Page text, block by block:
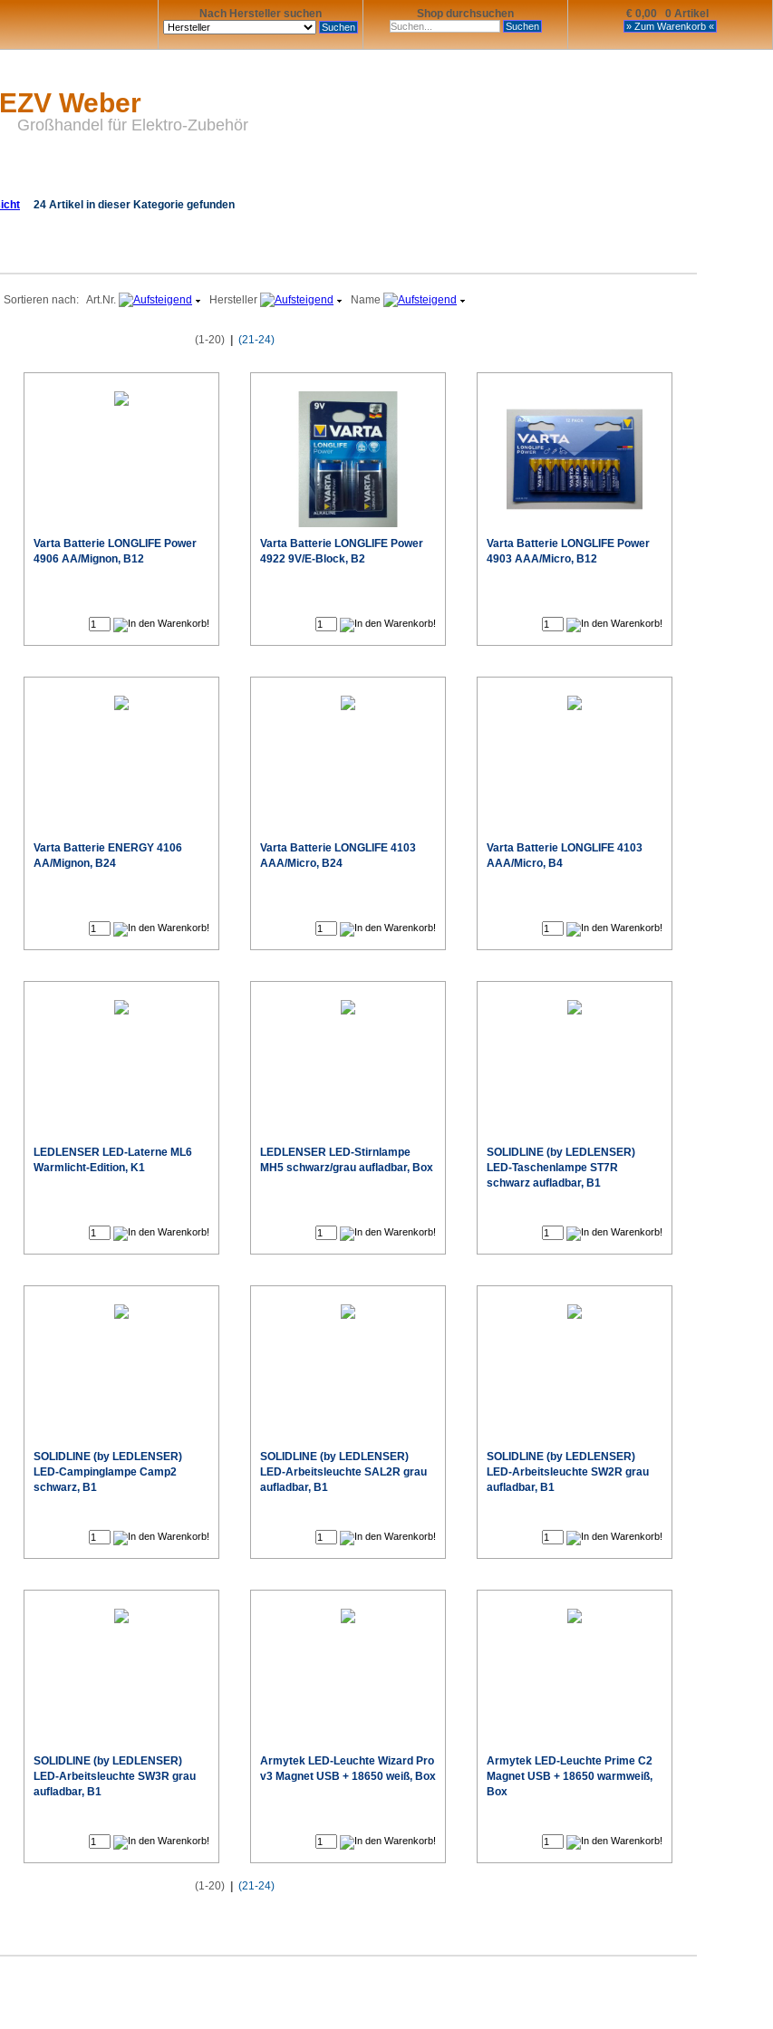
€ 0,00 0 Artikel
Shop durchsuchen
Nach Hersteller suchen
EZV Weber
Großhandel für Elektro-Zubehör
24 Artikel in dieser Kategorie gefunden
Sortieren nach: Art.Nr. Hersteller Name
(1-20) (21-24)
Varta Batterie LONGLIFE Power
4906 AA/Mignon, B12
Varta Batterie LONGLIFE Power
4922 9V/E-Block, B2
Varta Batterie LONGLIFE Power
4903 AAA/Micro, B12
Varta Batterie ENERGY 4106
AA/Mignon, B24
Varta Batterie LONGLIFE 4103
AAA/Micro, B24
Varta Batterie LONGLIFE 4103
AAA/Micro, B4
LEDLENSER LED-Laterne ML6
Warmlicht-Edition, K1
LEDLENSER LED-Stirnlampe
MH5 schwarz/grau aufladbar, Box
SOLIDLINE (by LEDLENSER)
LED-Taschenlampe ST7R
schwarz aufladbar, B1
SOLIDLINE (by LEDLENSER)
LED-Campinglampe Camp2
schwarz, B1
SOLIDLINE (by LEDLENSER)
LED-Arbeitsleuchte SAL2R grau
aufladbar, B1
SOLIDLINE (by LEDLENSER)
LED-Arbeitsleuchte SW2R grau
aufladbar, B1
SOLIDLINE (by LEDLENSER)
LED-Arbeitsleuchte SW3R grau
aufladbar, B1
Armytek LED-Leuchte Wizard Pro
v3 Magnet USB + 18650 weiß, Box
Armytek LED-Leuchte Prime C2
Magnet USB + 18650 warmweiß,
Box
(1-20) (21-24)